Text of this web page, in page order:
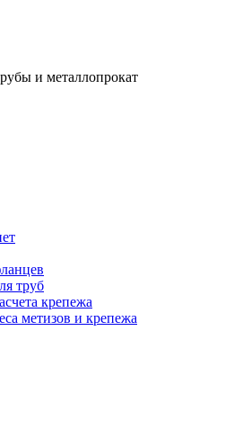
и металлопрокат
труб
крепежа
метизов и крепежа